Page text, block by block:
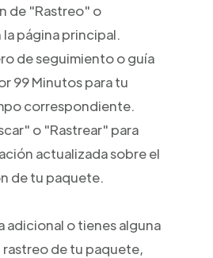
de "Rastreo" o
página principal.
de seguimiento o guía
99 Minutos para tu
correspondiente.
o "Rastrear" para
actualizada sobre el
de tu paquete.
adicional o tienes alguna
de tu paquete,